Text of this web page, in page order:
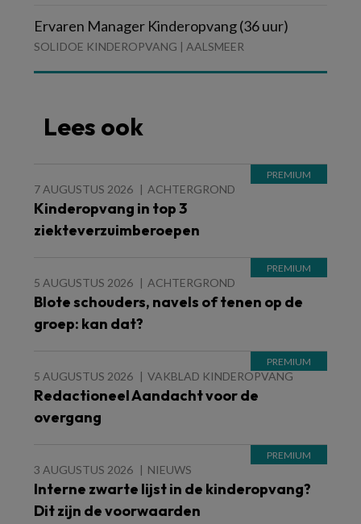
Ervaren Manager Kinderopvang (36 uur)
SOLIDOE KINDEROPVANG | AALSMEER
Lees ook
7 AUGUSTUS 2026 ACHTERGROND
Kinderopvang in top 3
ziekteverzuimberoepen
5 AUGUSTUS 2026 ACHTERGROND
Blote schouders, navels of tenen op de
groep: kan dat?
5 AUGUSTUS 2026 VAKBLAD KINDEROPVANG
Redactioneel Aandacht voor de
overgang
3 AUGUSTUS 2026 NIEUWS
Interne zwarte lijst in de kinderopvang?
Dit zijn de voorwaarden